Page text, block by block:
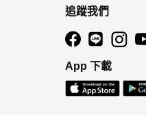
追蹤我們
App 下載